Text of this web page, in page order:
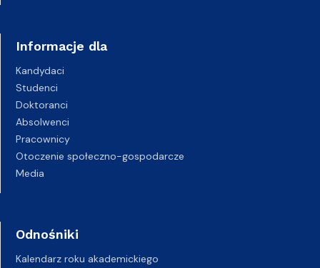
Informacje dla
Kandydaci
Studenci
Doktoranci
Absolwenci
Pracownicy
Otoczenie społeczno-gospodarcze
Media
Odnośniki
Kalendarz roku akademickiego